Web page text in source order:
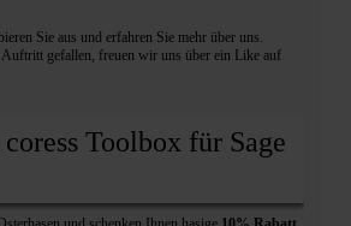
Sie aus und erfahren Sie mehr über uns.
Auftritt gefallen, freuen wir uns über ein Like auf
Toolbox für Sage